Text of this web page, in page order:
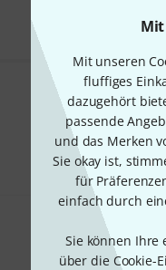
Mit
Mit unseren
fluffiges
dazugehört
passende
und das Merken
Sie okay ist,
für
einfach durch
Sie können
über die Cookie-
Gefällt
Teilen